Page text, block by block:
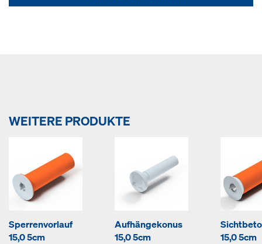
WEITERE PRODUKTE
Sperrenvorlauf
15,0 5cm
Aufhängekonus
15,0 5cm
15,0 5cm